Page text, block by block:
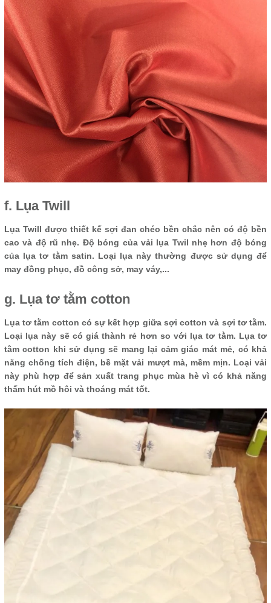
f. Lụa Twill
Lụa Twill được thiết kế sợi đan chéo bền chắc nên có độ bền
cao và độ rũ nhẹ. Độ bóng của vải lụa Twil nhẹ hơn độ bóng
của lụa tơ tằm satin. Loại lụa này thường được sử dụng để
may đồng phục, đồ công sở, may váy,...
g. Lụa tơ tằm cotton
Lụa tơ tằm cotton có sự kết hợp giữa sợi cotton và sợi tơ tằm.
Loại lụa này sẽ có giá thành rẻ hơn so với lụa tơ tằm. Lụa tơ
tằm cotton khi sử dụng sẽ mang lại cảm giác mát mẻ, có khả
năng chống tích điện, bề mặt vải mượt mà, mềm mịn. Loại vải
này phù hợp để sản xuất trang phục mùa hè vì có khả năng
thấm hút mồ hôi và thoáng mát tốt.